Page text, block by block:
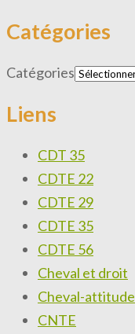
Catégories
Catégories
Liens
CDT 35
CDTE 22
CDTE 29
CDTE 35
CDTE 56
Cheval et droit
Cheval-attitude
CNTE